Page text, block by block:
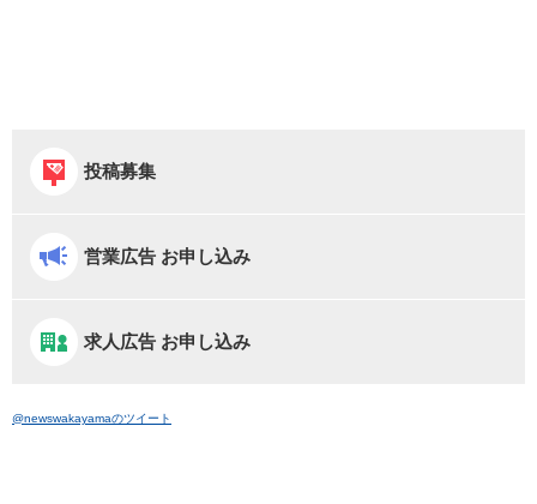
投稿募集
営業広告 お申し込み
求人広告 お申し込み
@newswakayamaのツイート